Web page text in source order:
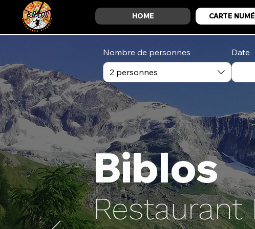
HOME CARTE
Biblos
Restaurant
Nombre de personnes
2 personnes
Date